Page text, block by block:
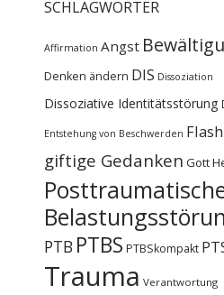
SCHLAGWÖRTER
Affirmation Angst
Denken ändern DIS Dissoziation
Dissoziative Identitätsstörung
Entstehung von Beschwerden
giftige Gedanken Gott
PTB PTBS PTBSkompakt
Trauma Verantwortung